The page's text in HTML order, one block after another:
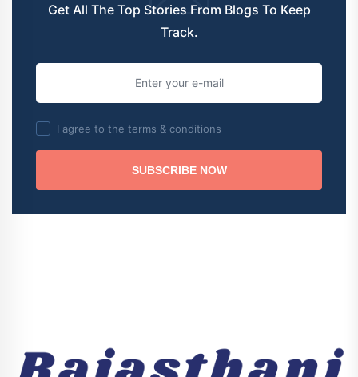
Get All The Top Stories From Blogs To Keep
Track.
I agree to the terms & conditions
SUBSCRIBE NOW